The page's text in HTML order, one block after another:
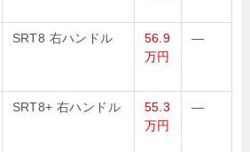
SRT8 右ハンドル
56.9
万円
—
SRT8+ 右ハンドル
55.3
万円
—